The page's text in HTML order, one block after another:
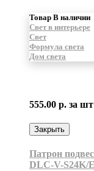
Товар В наличии
Свет в интерьере
Свет
Формула света
Дом света
555.00 р. за шт
Закрыть
Патрон
DLC-V-S24K/